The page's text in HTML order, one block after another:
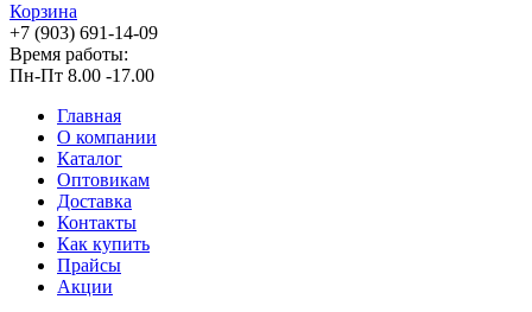
Корзина
+7 (903) 691-14-09
Время работы:
Пн-Пт 8.00 -17.00
Главная
О компании
Каталог
Оптовикам
Доставка
Контакты
Как купить
Прайсы
Акции